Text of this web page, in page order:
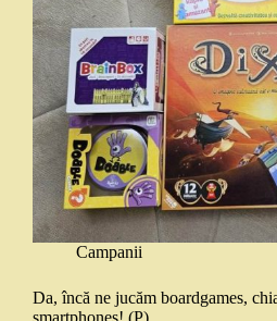
Campanii
Da, încă ne jucăm boardgames,